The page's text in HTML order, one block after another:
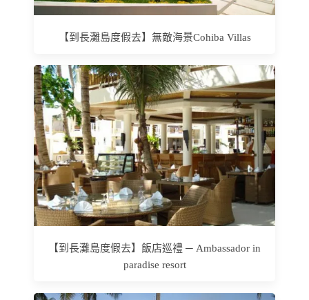
【到長灘島度假去】無敵海景Cohiba Villas
【到長灘島度假去】飯店巡禮 ─ Ambassador in
paradise resort